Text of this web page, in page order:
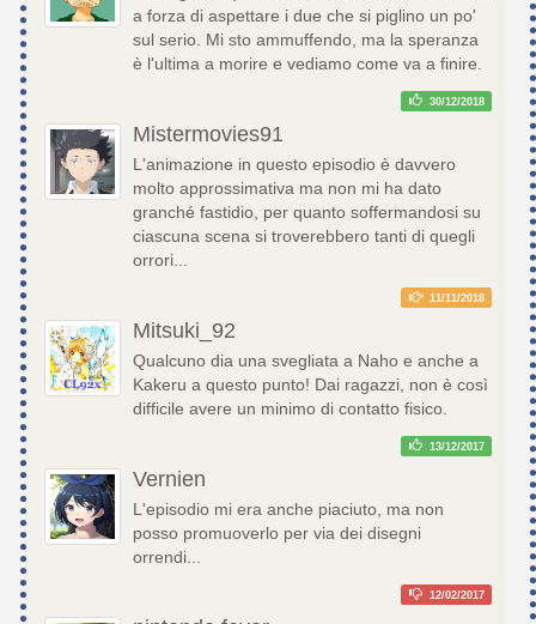
a forza di aspettare i due che si piglino un po'
sul serio. Mi sto ammuffendo, ma la speranza
è l'ultima a morire e vediamo come va a finire.
30/12/2018
Mistermovies91
L'animazione in questo episodio è davvero
molto approssimativa ma non mi ha dato
granché fastidio, per quanto soffermandosi su
ciascuna scena si troverebbero tanti di quegli
orrori...
11/11/2018
Mitsuki_92
Qualcuno dia una svegliata a Naho e anche a
Kakeru a questo punto! Dai ragazzi, non è così
difficile avere un minimo di contatto fisico.
13/12/2017
Vernien
L'episodio mi era anche piaciuto, ma non
posso promuoverlo per via dei disegni
orrendi...
12/02/2017